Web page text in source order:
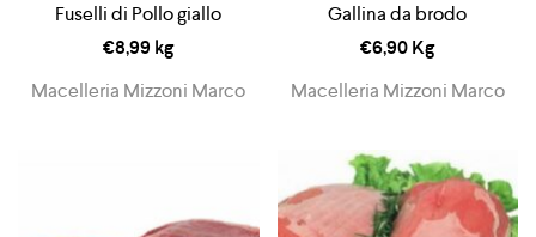
Fuselli di Pollo giallo
€8,99 kg
Macelleria Mizzoni Marco
Gallina da brodo
€6,90Kg
Macelleria Mizzoni Marco